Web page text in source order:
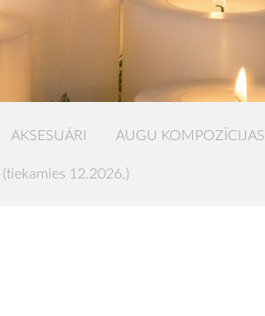
AKSESUĀRI AUGU KOMPOZĪCIJAS
12.2026.)